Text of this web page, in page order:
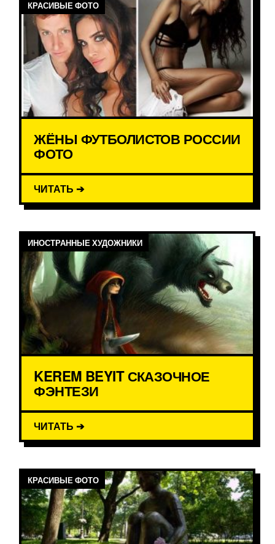
КРАСИВЫЕ ФОТО
ЖЁНЫ ФУТБОЛИСТОВ РОССИИ
ФОТО
ЧИТАТЬ ➔
ИНОСТРАННЫЕ ХУДОЖНИКИ
KEREM BEYIT СКАЗОЧНОЕ
ФЭНТЕЗИ
ЧИТАТЬ ➔
КРАСИВЫЕ ФОТО